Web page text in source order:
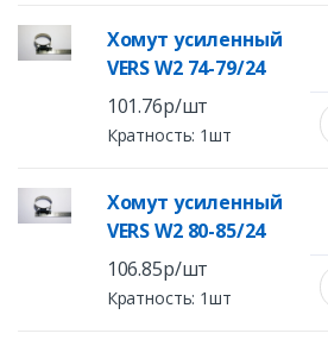
Хомут усиленный
VERS W2 74-79/24
101.76р/шт
Кратность: 1шт
Хомут усиленный
VERS W2 80-85/24
106.85р/шт
Кратность: 1шт